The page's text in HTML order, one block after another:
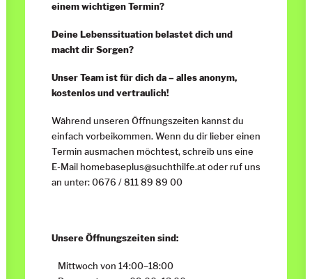
einem wichtigen Termin?
Deine Lebenssituation belastet dich und
macht dir Sorgen?
Unser Team ist für dich da – alles anonym,
kostenlos und vertraulich!
Während unseren Öffnungszeiten kannst du
einfach vorbeikommen. Wenn du dir lieber einen
Termin ausmachen möchtest, schreib uns eine
E-Mail homebaseplus@suchthilfe.atoder ruf uns
an unter:0676 / 811 89 89 00
Unsere Öffnungszeiten sind:
Mittwoch von 14:00–18:00